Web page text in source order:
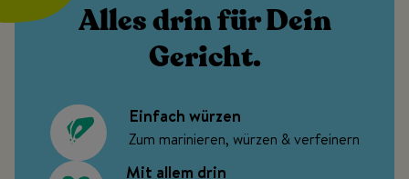
Alles drin für Dein
Gericht.
Einfach würzen
Zum marinieren, würzen & verfeinern
Mit allem drin